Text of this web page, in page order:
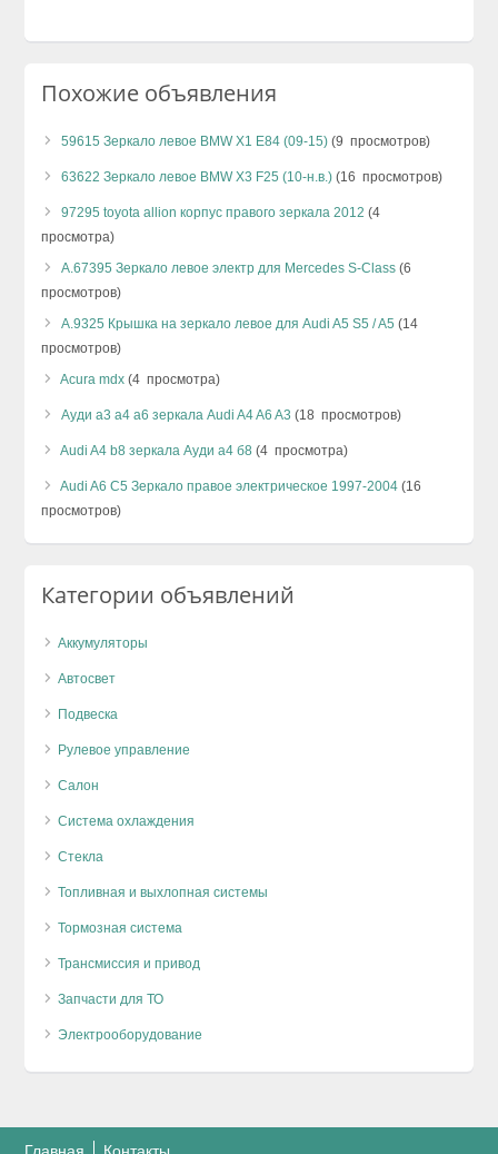
Похожие объявления
59615 Зеркало левое BMW X1 E84 (09-15) (9 просмотров)
63622 Зеркало левое BMW X3 F25 (10-н.в.) (16 просмотров)
97295 toyota allion корпус правого зеркала 2012 (4
просмотра)
А.67395 Зеркало левое электр для Mercedes S-Class (6
просмотров)
А.9325 Крышка на зеркало левое для Audi A5 S5 / A5 (14
просмотров)
Acura mdx (4 просмотра)
Ауди а3 а4 а6 зеркала Audi A4 A6 A3 (18 просмотров)
Audi A4 b8 зеркала Ауди а4 б8 (4 просмотра)
Audi A6 C5 Зеркало правое электрическое 1997-2004 (16
просмотров)
Категории объявлений
Аккумуляторы
Автосвет
Подвеска
Рулевое управление
Салон
Система охлаждения
Стекла
Топливная и выхлопная системы
Тормозная система
Трансмиссия и привод
Запчасти для ТО
Электрооборудование
Главная Контакты